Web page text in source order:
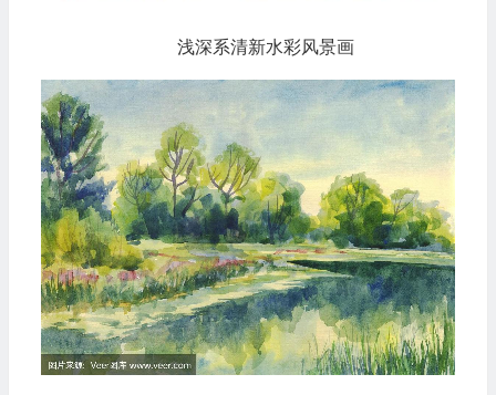
浅深系清新水彩风景画